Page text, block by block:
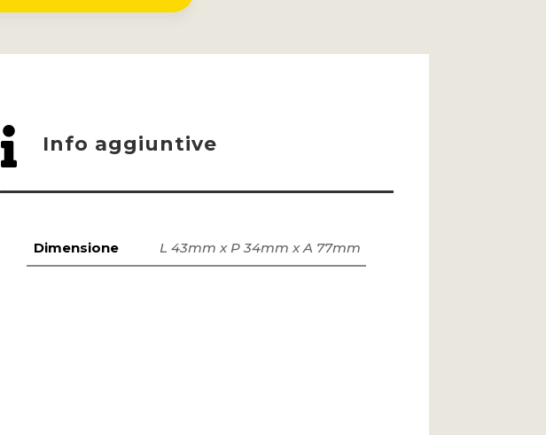
MAURICE
 Info aggiuntive
Dimensione L 43mm x P 34mm x A 77mm